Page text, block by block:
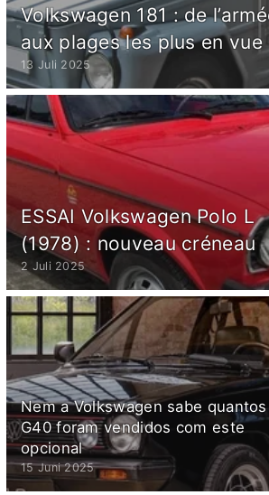
Volkswagen 181 : de
aux plages les plus en vue
13 Juli 2025
ESSAI Volkswagen Polo L
(1978) : nouveau créneau
2 Juli 2025
Nem a Volkswagen sabe
G40 foram vendidos com este
opcional
15 Juni 2025